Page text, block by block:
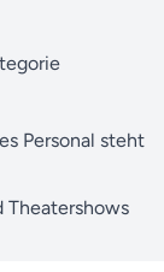
und
Personal steht
Theatershows